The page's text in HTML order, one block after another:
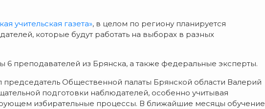
учительская газета», в целом по региону планируется
которые будут работать на выборах в разных
6 преподавателей из Брянска, а также федеральные эксперты.
Общественной палаты Брянской области Валерий
подготовки наблюдателей, особенно учитывая
избирательные процессы. В ближайшие месяцы обучение